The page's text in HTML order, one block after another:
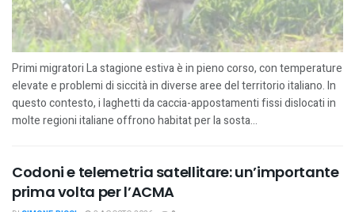
Primi migratori La stagione estiva è in pieno corso, con temperature
elevate e problemi di siccità in diverse aree del territorio italiano. In
questo contesto, i laghetti da caccia-appostamenti fissi dislocati in
molte regioni italiane offrono habitat per la sosta...
Codoni e telemetria satellitare: un’importante
prima volta per l’ACMA